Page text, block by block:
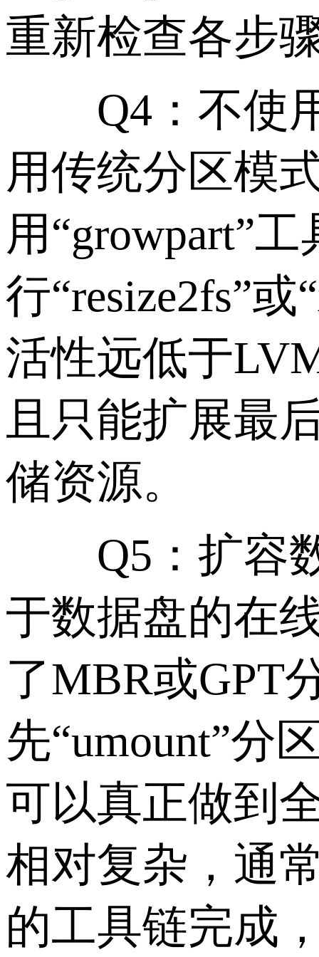
重新检查各步
Q4：不使用
用传统分区模
用“growpart”
行“resize2fs”
活性远低于
且只能扩展最
储资源。
Q5：扩容数
于数据盘的在
了MBR或GPT
先“umount”分
可以真正做到
相对复杂，通
的工具链完成